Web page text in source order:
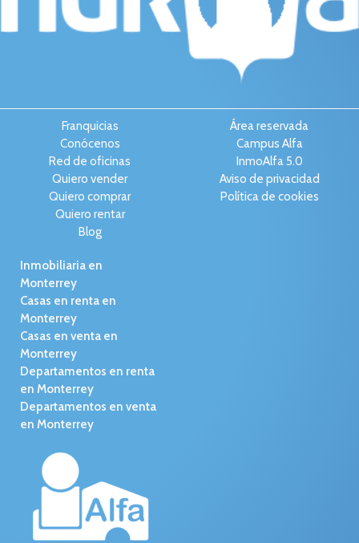
Franquicias
Conócenos
Red de oficinas
Quiero vender
Quiero comprar
Quiero rentar
Blog
Área reservada
Campus Alfa
InmoAlfa 5.0
Aviso de privacidad
Política de cookies
Inmobiliaria en
Monterrey
Casas en renta en
Monterrey
Casas en venta en
Monterrey
Departamentos en renta
en Monterrey
Departamentos en venta
en Monterrey